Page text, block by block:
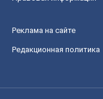
Реклама на сайте
Редакционная политика